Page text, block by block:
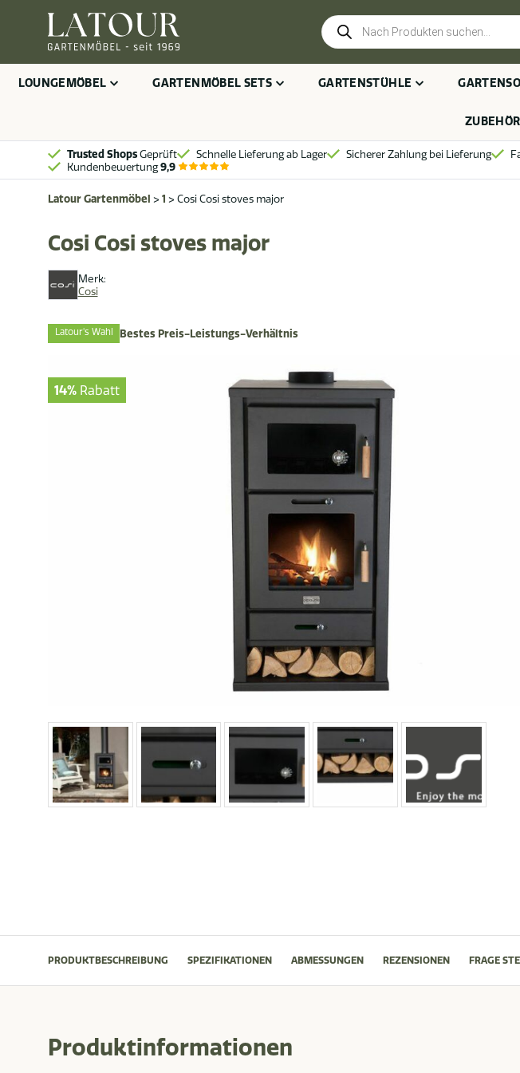
Products
search
LOUNGEMÖBEL GARTENMÖBEL SETS GARTENSTÜHLE
ZUBEHÖR
Trusted ShopsGeprüft Schnelle Lieferung ab Lager Sicherer Zahlung bei Lieferung
Kundenbewertung9,9
Latour Gartenmöbel > 1 > Cosi Cosi stoves major
Merk:
Cosi
Cosi Cosi stoves major
Latour's Wahl Bestes Preis-Leistungs-Verhältnis
14% Rabatt
PRODUKTBESCHREIBUNG SPEZIFIKATIONEN ABMESSUNGEN REZENSIONEN FRAGE
Produktinformationen